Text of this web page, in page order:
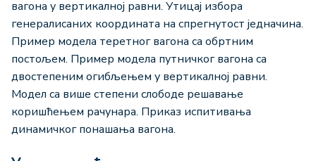
вагона у вертикалној равни. Утицај избора
генералисаних координата на спрегнутост једначина.
Пример модела теретног вагона са обртним
постољем. Пример модела путничког вагона са
двостепеним огибљењем у вертикалној равни.
Модел са више степени слободе решавање
коришћењем рачунара. Приказ испитивања
динамичког понашања вагона.